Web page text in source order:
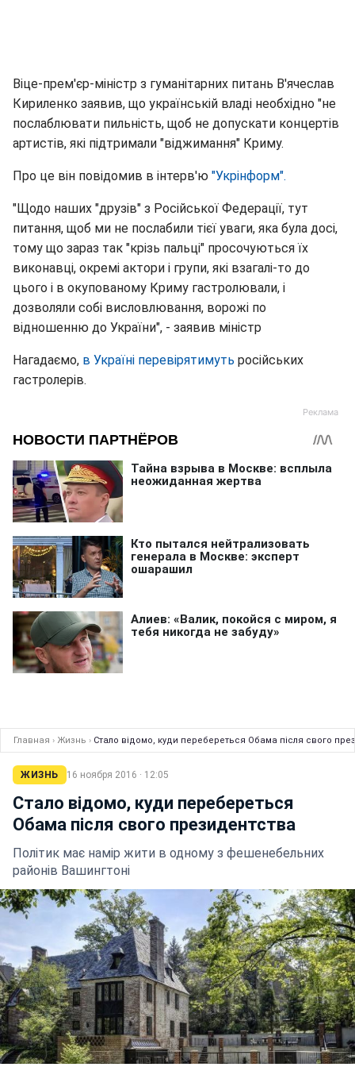
Віце-прем'єр-міністр з гуманітарних питань В'ячеслав
Кириленко заявив, що українській владі необхідно "не
послаблювати пильність, щоб не допускати концертів
артистів, які підтримали "віджимання" Криму.
Про це він повідомив в інтерв'ю "Укрінформ".
"Щодо наших "друзів" з Російської Федерації, тут
питання, щоб ми не послабили тієї уваги, яка була досі,
тому що зараз так "крізь пальці" просочуються їх
виконавці, окремі актори і групи, які взагалі-то до
цього і в окупованому Криму гастролювали, і
дозволяли собі висловлювання, ворожі по
відношенню до України", - заявив міністр
Нагадаємо, в Україні перевірятимуть російських
гастролерів.
Главная › Жизнь › Стало відомо, куди перебереться Обама після свого
ЖИЗНЬ 16 ноября 2016 · 12:05
Стало відомо, куди перебереться
Обама після свого президентства
Політик має намір жити в одному з фешенебельних
районів Вашингтоні